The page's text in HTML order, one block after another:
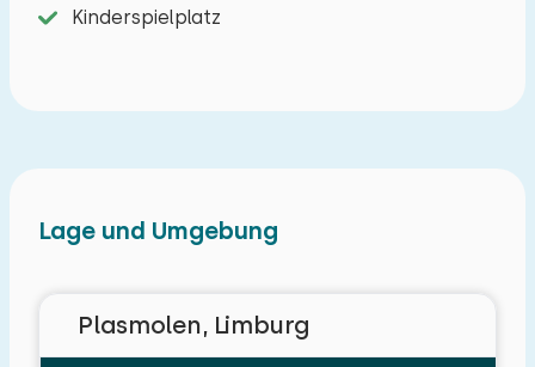
Kinderspielplatz
Lage und Umgebung
Plasmolen, Limburg